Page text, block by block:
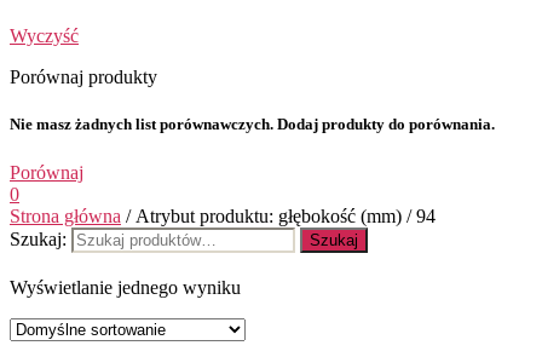
Wyczyść
Porównaj produkty
Nie masz żadnych list porównawczych. Dodaj produkty do porównania.
Porównaj
0
Strona główna / Atrybut produktu: głębokość (mm) / 94
Szukaj:
Szukaj
Wyświetlanie jednego wyniku